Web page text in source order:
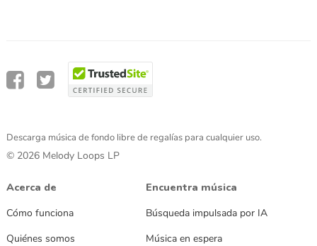
Descarga música de fondo libre de regalías para cualquier uso.
© 2026 Melody Loops LP
Acerca de
Cómo funciona
Quiénes somos
Encuentra música
Búsqueda impulsada por IA
Música en espera